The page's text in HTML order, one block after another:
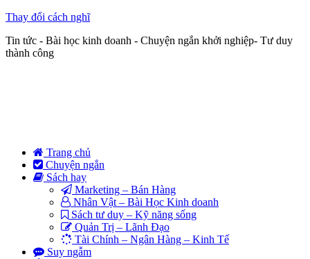
Thay đổi cách nghĩ
Tin tức - Bài học kinh doanh - Chuyện ngắn khởi nghiệp- Tư duy
thành công
Trang chủ
Chuyện ngắn
Sách hay
Marketing – Bán Hàng
Nhân Vật – Bài Học Kinh doanh
Sách tư duy – Kỹ năng sống
Quản Trị – Lãnh Đạo
Tài Chính – Ngân Hàng – Kinh Tế
Suy ngẫm